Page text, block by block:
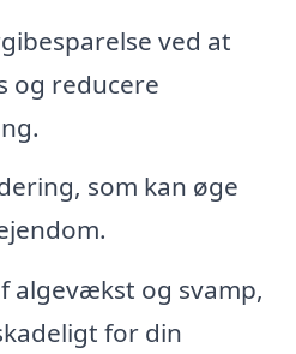
ved at
og reducere
som kan øge
algevækst og svamp,
for din